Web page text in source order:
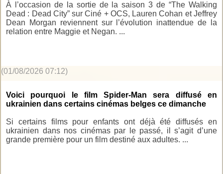
À l’occasion de la sortie de la saison 3 de “The Walking
Dead : Dead City” sur Ciné + OCS, Lauren Cohan et Jeffrey
Dean Morgan reviennent sur l’évolution inattendue de la
relation entre Maggie et Negan. ...
(01/08/2026 07:12)
Voici pourquoi le film Spider-Man sera diffusé en
ukrainien dans certains cinémas belges ce dimanche
Si certains films pour enfants ont déjà été diffusés en
ukrainien dans nos cinémas par le passé, il s’agit d’une
grande première pour un film destiné aux adultes. ...